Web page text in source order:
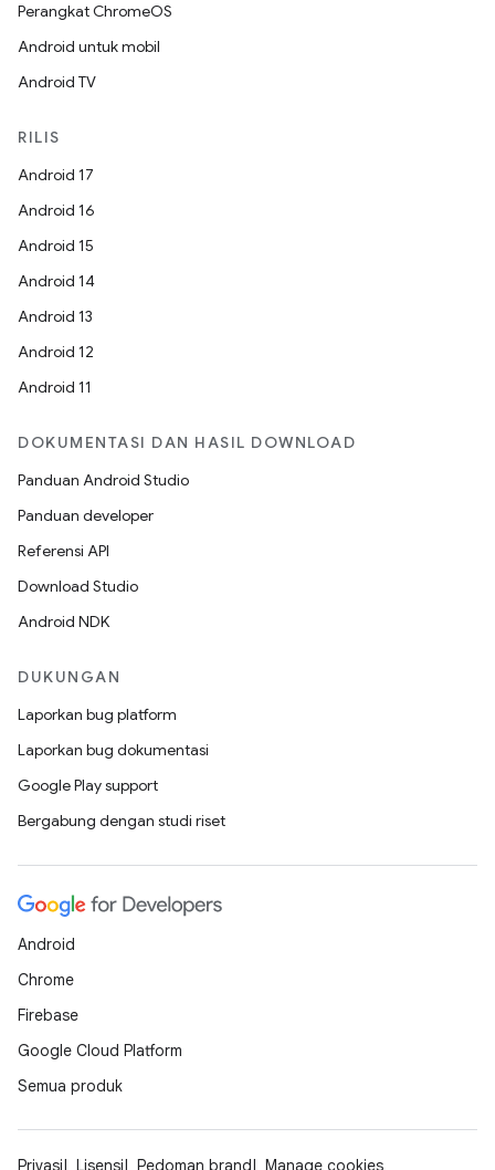
Perangkat ChromeOS
Android untuk mobil
Android TV
RILIS
Android 17
Android 16
Android 15
Android 14
Android 13
Android 12
Android 11
DOKUMENTASI DAN HASIL DOWNLOAD
Panduan Android Studio
Panduan developer
Referensi API
Download Studio
Android NDK
DUKUNGAN
Laporkan bug platform
Laporkan bug dokumentasi
Google Play support
Bergabung dengan studi riset
Android
Chrome
Firebase
Google Cloud Platform
Semua produk
Privasi Lisensi Pedoman brand Manage cookies